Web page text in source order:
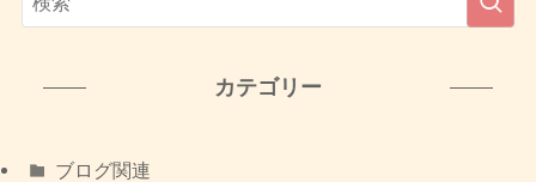
カテゴリー
ブログ関連